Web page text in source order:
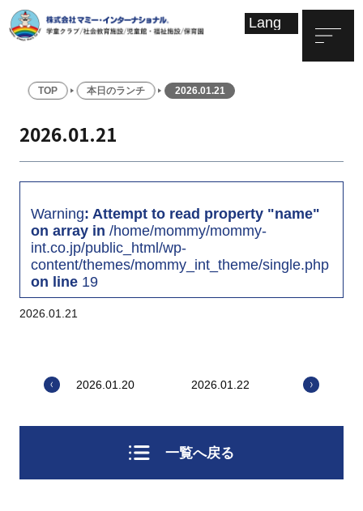
TOP 本日のランチ 2026.01.21
2026.01.21
Warning: Attempt to read property "name"
on array in /home/mommy/mommy-
int.co.jp/public_html/wp-
content/themes/mommy_int_theme/single.php
on line 19
2026.01.21
2026.01.20 2026.01.22
一覧へ戻る